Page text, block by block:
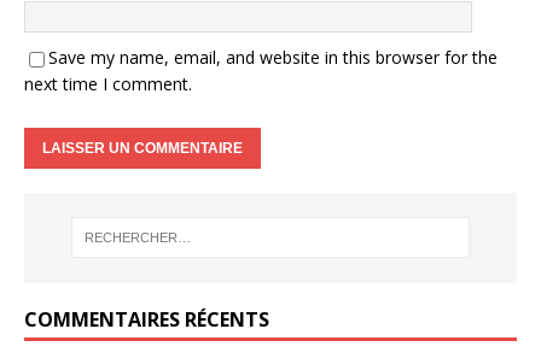
Save my name, email, and website in this browser for the
next time I comment.
COMMENTAIRES RÉCENTS